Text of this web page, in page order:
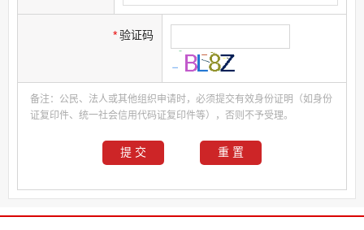
*验证码
备注：公民、法人或其他组织申请时，必须提交有效身份证明（如身份
证复印件、统一社会信用代码证复印件等），否则不予受理。